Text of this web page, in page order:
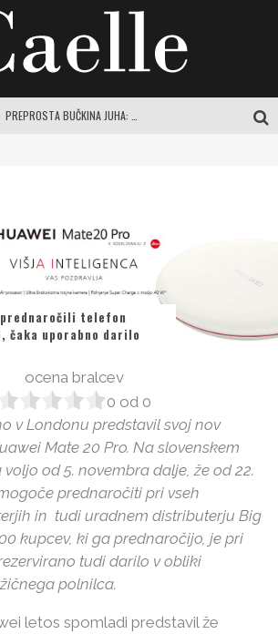
CENTER VARNE VOŽNJE LOGATEC: CELOVIT VODNIK ZA SAMOZAVESTNO VOŽNJO IN IZPOPOLNJEVANJE
telefon
čaka uporabno darilo
ocena bralcev
0 od 0
v Londonu predstavil svoj nov
Mate 20 Pro. Na slovenskem
od 5. novembra dalje, že od 22.
prednaročiti pri vseh
in tudi uradnem distributerju Big
kupcev, ki ga prednaročijo, je pri
tudi darilo v obliki
polnilca.
letos spomladi predstavil že